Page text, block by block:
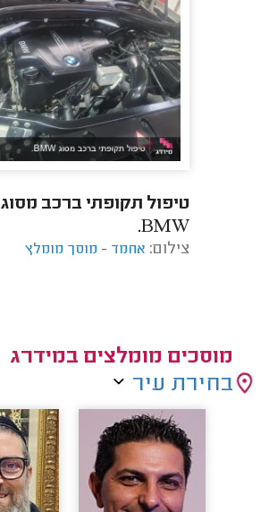
טיפול תקופתי ברכב מסוג
BMW.
צילום: אחמד - מוסך מומלץ
מוסכים מומלצים במידרג
בחירת עיר